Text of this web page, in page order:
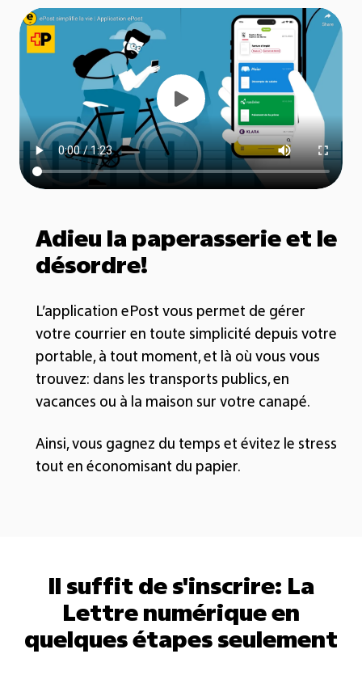
Adieu la paperasserie et le
désordre!
L’application ePost vous permet de gérer
votre courrier en toute simplicité depuis votre
portable, à tout moment, et là où vous vous
trouvez: dans les transports publics, en
vacances ou à la maison sur votre canapé.
Ainsi, vous gagnez du temps et évitez le stress
tout en économisant du papier.
Il suffit de s'inscrire: La
Lettre numérique en
quelques étapes seulement